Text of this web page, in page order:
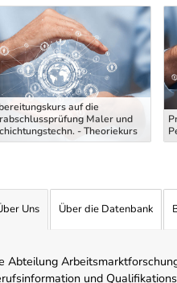
Weiterbildungsvorschläge
auf die
Maler und
- Theoriekurs
Uns Über die Datenbank
Abteilung
und